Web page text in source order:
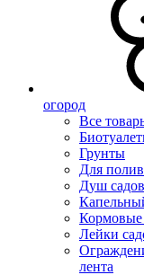
огород
Все
Грунты
Для
Душ
Лейки
лента